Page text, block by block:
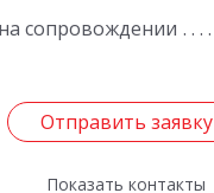
сопровождении
Отправить заявку
Показать контакты
Отправить заявку
Назад